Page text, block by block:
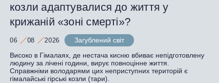
козли адаптувалися до життя у
крижаній «зоні смерті»?
06 08 2026
Загублений світ
Високо в Гімалаях, де нестача кисню вбиває непідготовлену
людину за лічені години, вирує повноцінне життя.
Справжніми володарями цих неприступних територій є
гімалайські гірські козли (тари).